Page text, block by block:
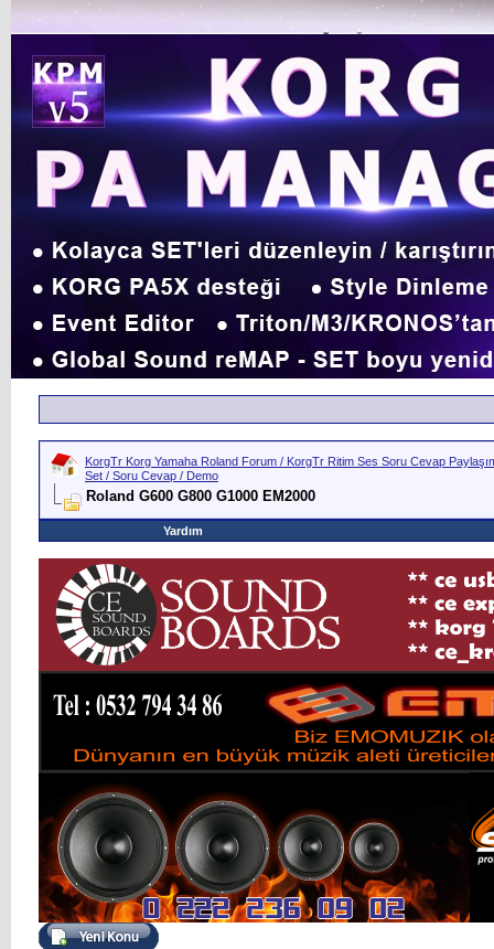
KorgTr Korg Yamaha Roland Forum / KorgTr Ritim Ses Soru Cevap
Set / Soru Cevap / Demo
Roland G600 G800 G1000 EM2000
Yardım